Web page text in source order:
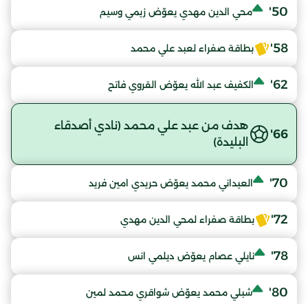
50' محي الدين مهدي يعوّض زيمي وسيم
58' بطاقة صفراء لعبد علي محمد
62' الكفيف عبد الله يعوّض القروي فاتح
66'
هدف من عبد علي محمد (نادي أصدقاء
البليدة)
70' العيداني محمد يعوّض حريدي امين فريد
72' بطاقة صفراء لمحي الدين مهدي
78' نايلي عصام يعوّض ديلمي انس
80' شبلي محمد يعوّض شواقري محمد لمين